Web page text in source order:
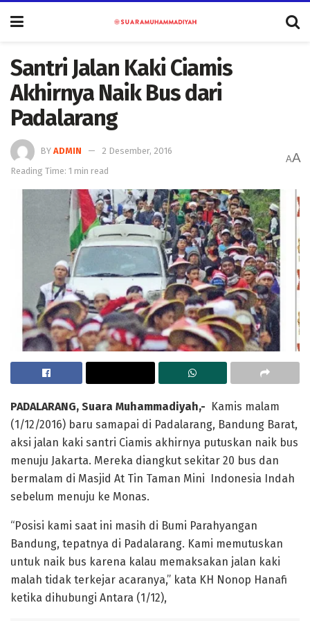
Santri Jalan Kaki Ciamis
Akhirnya Naik Bus dari
Padalarang
BY ADMIN
2 Desember, 2016
Reading Time: 1 min read
AA
PADALARANG, Suara Muhammadiyah,-
Kamis malam
(1/12/2016) baru samapai di Padalarang, Bandung Barat,
aksi jalan kaki santri Ciamis akhirnya putuskan naik bus
menuju Jakarta. Mereka diangkut sekitar 20 bus dan
bermalam di Masjid At Tin Taman Mini Indonesia Indah
sebelum menuju ke Monas.
“Posisi kami saat ini masih di Bumi Parahyangan
Bandung, tepatnya di Padalarang. Kami memutuskan
untuk naik bus karena kalau memaksakan jalan kaki
malah tidak terkejar acaranya,” kata KH Nonop Hanafi
ketika dihubungi Antara (1/12),